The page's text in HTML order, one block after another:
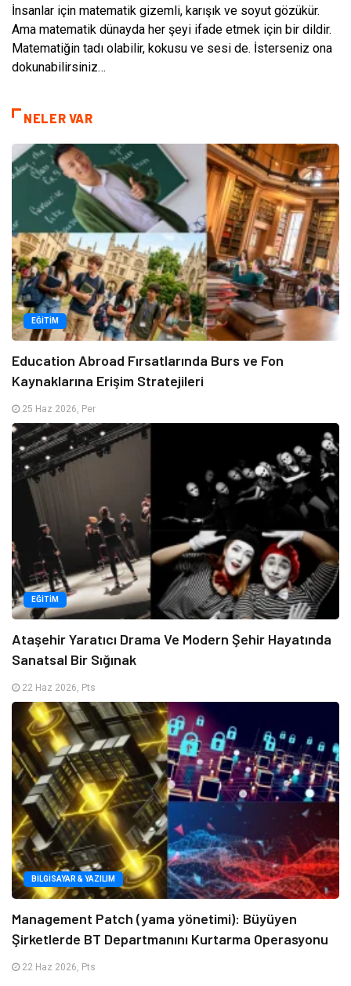
İnsanlar için matematik gizemli, karışık ve soyut gözükür.
Ama matematik dünayda her şeyi ifade etmek için bir dildir.
Matematiğin tadı olabilir, kokusu ve sesi de. İsterseniz ona
dokunabilirsiniz…
NELER VAR
EĞITIM
Education Abroad Fırsatlarında Burs ve Fon
Kaynaklarına Erişim Stratejileri
25 Haz 2026, Per
EĞITIM
Ataşehir Yaratıcı Drama Ve Modern Şehir Hayatında
Sanatsal Bir Sığınak
22 Haz 2026, Pts
BILGISAYAR & YAZILIM
Management Patch (yama yönetimi): Büyüyen
Şirketlerde BT Departmanını Kurtarma Operasyonu
22 Haz 2026, Pts